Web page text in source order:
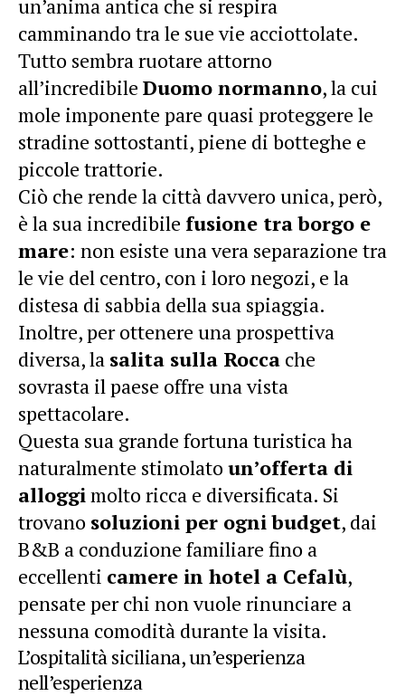
un’anima antica che si respira
camminando tra le sue vie acciottolate.
Tutto sembra ruotare attorno
all’incredibile Duomo normanno, la cui
mole imponente pare quasi proteggere le
stradine sottostanti, piene di botteghe e
piccole trattorie.
Ciò che rende la città davvero unica, però,
è la sua incredibile fusione tra borgo e
mare: non esiste una vera separazione tra
le vie del centro, con i loro negozi, e la
distesa di sabbia della sua spiaggia.
Inoltre, per ottenere una prospettiva
diversa, la salita sulla Rocca che
sovrasta il paese offre una vista
spettacolare.
Questa sua grande fortuna turistica ha
naturalmente stimolato un’offerta di
alloggimolto ricca e diversificata. Si
trovano soluzioni per ogni budget, dai
B&B a conduzione familiare fino a
eccellenti camere in hotel a Cefalù,
pensate per chi non vuole rinunciare a
nessuna comodità durante la visita.
L’ospitalità siciliana, un’esperienza
nell’esperienza